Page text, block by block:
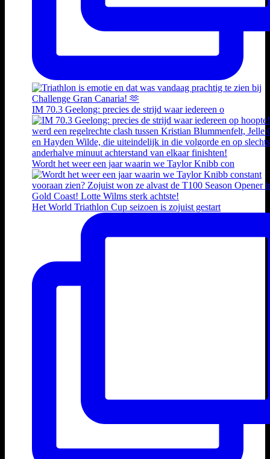
IM 70.3 Geelong: precies de strijd waar iedereen o
Wordt het weer een jaar waarin we Taylor Knibb con
Het World Triathlon Cup seizoen is zojuist gestart